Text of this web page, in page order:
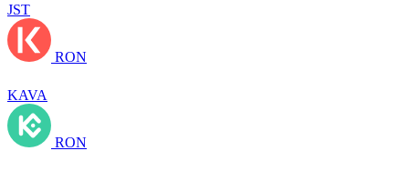
JST
RON
KAVA
RON